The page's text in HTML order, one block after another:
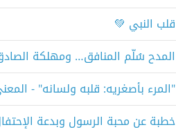
قلب النبي 💚
المدح سُلّم المنافق… ومهلكة
"المرء بأصغريه: قلبه ولسانه" -
خطبة عن محبة الرسول وبدعة